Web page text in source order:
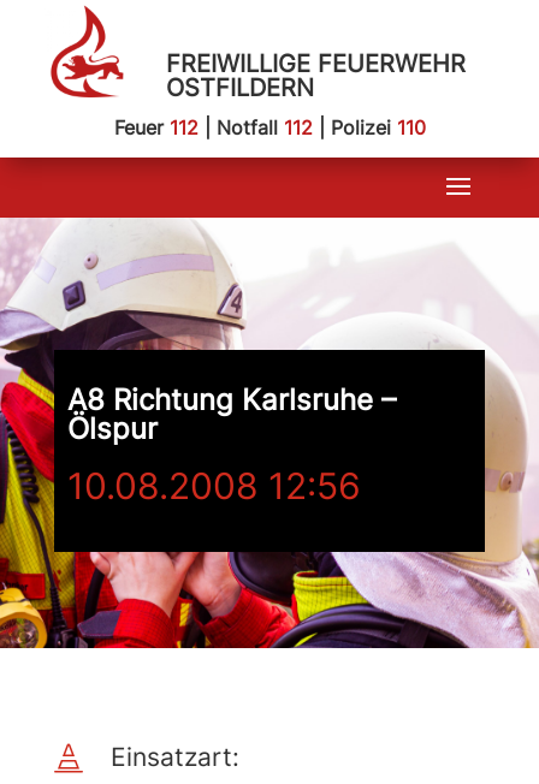
FREIWILLIGE FEUERWEHR
OSTFILDERN
Feuer 112| Notfall 112| Polizei 110
A8 Richtung Karlsruhe –
Ölspur
10.08.2008 12:56
 Einsatzart: